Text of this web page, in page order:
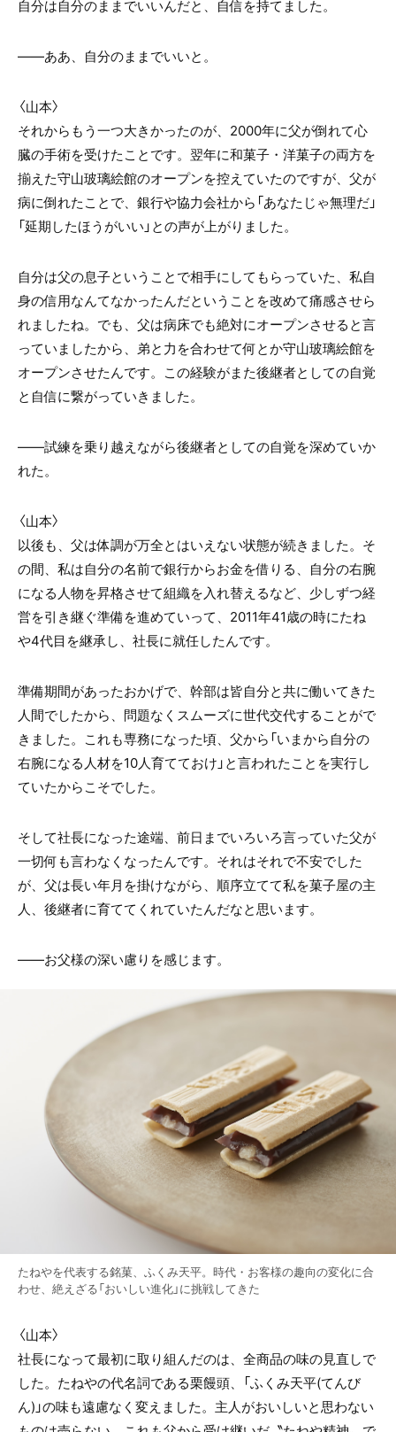
自分は自分のままでいいんだと、自信を持てました。
——ああ、自分のままでいいと。
〈山本〉
それからもう一つ大きかったのが、2000年に父が倒れて心
臓の手術を受けたことです。翌年に和菓子・洋菓子の両方を
揃えた守山玻璃絵館のオープンを控えていたのですが、父が
病に倒れたことで、銀行や協力会社から「あなたじゃ無理だ」
「延期したほうがいい」との声が上がりました。
自分は父の息子ということで相手にしてもらっていた、私自
身の信用なんてなかったんだということを改めて痛感させら
れましたね。でも、父は病床でも絶対にオープンさせると言
っていましたから、弟と力を合わせて何とか守山玻璃絵館を
オープンさせたんです。この経験がまた後継者としての自覚
と自信に繋がっていきました。
——試練を乗り越えながら後継者としての自覚を深めていか
れた。
〈山本〉
以後も、父は体調が万全とはいえない状態が続きました。そ
の間、私は自分の名前で銀行からお金を借りる、自分の右腕
になる人物を昇格させて組織を入れ替えるなど、少しずつ経
営を引き継ぐ準備を進めていって、2011年41歳の時にたね
や4代目を継承し、社長に就任したんです。
準備期間があったおかげで、幹部は皆自分と共に働いてきた
人間でしたから、問題なくスムーズに世代交代することがで
きました。これも専務になった頃、父から「いまから自分の
右腕になる人材を10人育てておけ」と言われたことを実行し
ていたからこそでした。
そして社長になった途端、前日までいろいろ言っていた父が
一切何も言わなくなったんです。それはそれで不安でした
が、父は長い年月を掛けながら、順序立てて私を菓子屋の主
人、後継者に育ててくれていたんだなと思います。
——お父様の深い慮りを感じます。
たねやを代表する銘菓、ふくみ天平。時代・お客様の趣向の変化に合
わせ、絶えざる「おいしい進化」に挑戦してきた
〈山本〉
社長になって最初に取り組んだのは、全商品の味の見直しで
した。たねやの代名詞である栗饅頭、「ふくみ天平(てんび
ん)」の味も遠慮なく変えました。主人がおいしいと思わない